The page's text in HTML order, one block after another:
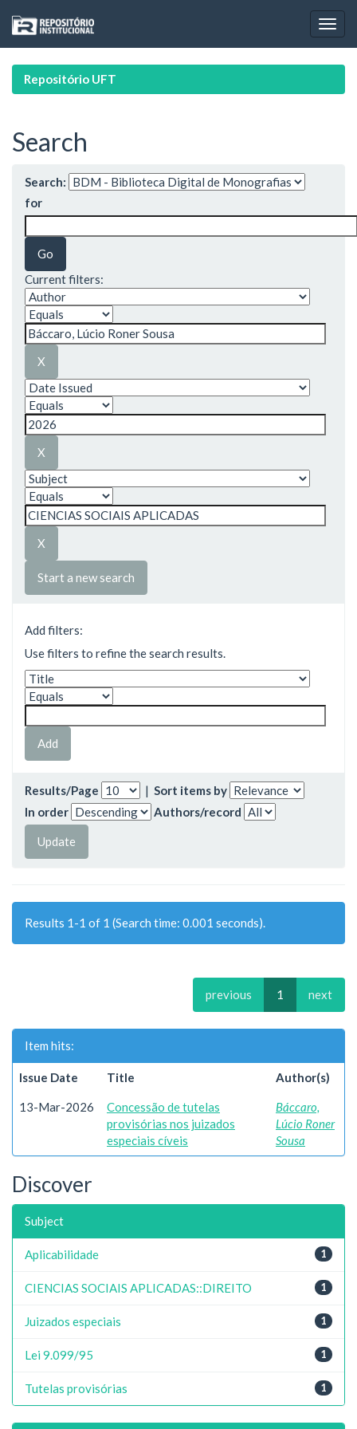
navigation
Repositório UFT
Search
Search:
for
Current filters:
Start a new search
Add filters:
Use filters to refine the search results.
Results/Page | Sort items by
In order
Authors/record
Results 1-1 of 1 (Search time: 0.001 seconds).
previous 1 next
Item hits:
Issue Date Title Author(s)
13-Mar-2026
Concessão de tutelas
provisórias nos juizados
especiais cíveis
Báccaro,
Lúcio Roner
Sousa
Discover
Subject
1
Aplicabilidade
1
CIENCIAS SOCIAIS APLICADAS::DIREITO
1
Juizados especiais
1
Lei 9.099/95
1
Tutelas provisórias